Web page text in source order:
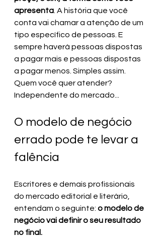
apresenta . A história que você
conta vai chamar a atenção de um
tipo específico de pessoas. E
sempre haverá pessoas dispostas
a pagar mais e pessoas dispostas
a pagar menos. Simples assim.
Quem você quer atender?
Independente do mercado...
O modelo de negócio
errado pode te levar a
falência
Escritores e demais profissionais
do mercado editorial e literário,
entendam o seguinte: o modelo de
negócio vai definir o seu resultado
no final.